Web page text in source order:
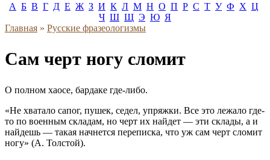
А Б В Г Д Е Ж З И К Л М Н О П Р С Т У Ф Х Ц
Ч Ш Щ Э Ю Я
Главная » Русские фразеологизмы
Сам черт ногу сломит
О полном хаосе, бардаке где-либо.
«Не хватало сапог, пушек, седел, упряжки. Все это лежало где-
то по военным складам, но черт их найдет — эти склады, а и
найдешь — такая начнется переписка, что уж сам черт сломит
ногу» (А. Толстой).